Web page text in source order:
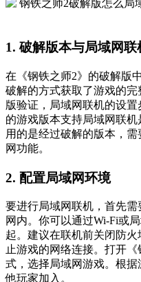
1. 破解版本与局域网联
在《钢铁之师2》的破解版
破解的方式获取了游戏的
版验证，局域网联机的设
的游戏版本支持局域网联
用的是经过破解的版本，
网功能。
2. 配置局域网环境
要进行局域网联机，首先
网内。你可以通过Wi-Fi或
起。建议在联机前关闭防
止游戏的网络连接。打开
式，选择局域网游戏。根
他玩家加入。